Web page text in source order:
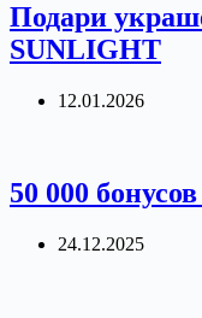
Подари
SUNLIGHT
12.01.2026
50 000
24.12.2025